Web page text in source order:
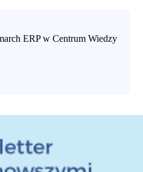
ERP w Centrum Wiedzy